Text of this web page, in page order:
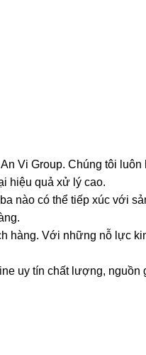
An Vi Group. Chúng tôi luôn
hiệu quả xử lý cao.
nào có thể tiếp xúc với
hàng. Với những nỗ lực
uy tín chất lượng,